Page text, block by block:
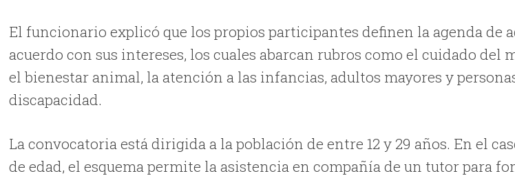
El funcionario explicó que los propios participantes definen la agenda de
acuerdo con sus intereses, los cuales abarcan rubros como el cuidado del
el bienestar animal, la atención a las infancias, adultos mayores y
discapacidad.
La convocatoria está dirigida a la población de entre 12 y 29 años. En el
de edad, el esquema permite la asistencia en compañía de un tutor para